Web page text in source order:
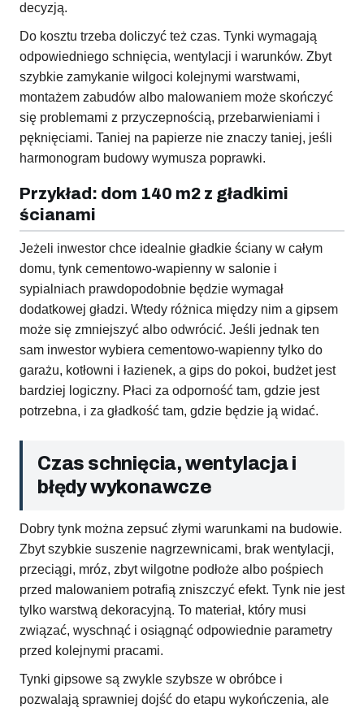
decyzją.
Do kosztu trzeba doliczyć też czas. Tynki wymagają
odpowiedniego schnięcia, wentylacji i warunków. Zbyt
szybkie zamykanie wilgoci kolejnymi warstwami,
montażem zabudów albo malowaniem może skończyć
się problemami z przyczepnością, przebarwieniami i
pęknięciami. Taniej na papierze nie znaczy taniej, jeśli
harmonogram budowy wymusza poprawki.
Przykład: dom 140 m2 z gładkimi
ścianami
Jeżeli inwestor chce idealnie gładkie ściany w całym
domu, tynk cementowo-wapienny w salonie i
sypialniach prawdopodobnie będzie wymagał
dodatkowej gładzi. Wtedy różnica między nim a gipsem
może się zmniejszyć albo odwrócić. Jeśli jednak ten
sam inwestor wybiera cementowo-wapienny tylko do
garażu, kotłowni i łazienek, a gips do pokoi, budżet jest
bardziej logiczny. Płaci za odporność tam, gdzie jest
potrzebna, i za gładkość tam, gdzie będzie ją widać.
Czas schnięcia, wentylacja i
błędy wykonawcze
Dobry tynk można zepsuć złymi warunkami na budowie.
Zbyt szybkie suszenie nagrzewnicami, brak wentylacji,
przeciągi, mróz, zbyt wilgotne podłoże albo pośpiech
przed malowaniem potrafią zniszczyć efekt. Tynk nie jest
tylko warstwą dekoracyjną. To materiał, który musi
związać, wyschnąć i osiągnąć odpowiednie parametry
przed kolejnymi pracami.
Tynki gipsowe są zwykle szybsze w obróbce i
pozwalają sprawniej dojść do etapu wykończenia, ale